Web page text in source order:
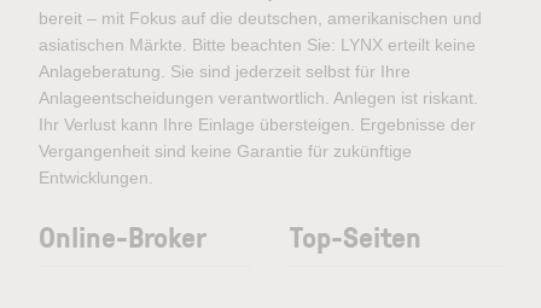
bereit – mit Fokus auf die deutschen, amerikanischen und
asiatischen Märkte. Bitte beachten Sie: LYNX erteilt keine
Anlageberatung. Sie sind jederzeit selbst für Ihre
Anlageentscheidungen verantwortlich. Anlegen ist riskant.
Ihr Verlust kann Ihre Einlage übersteigen. Ergebnisse der
Vergangenheit sind keine Garantie für zukünftige
Entwicklungen.
Online-Broker Top-Seiten